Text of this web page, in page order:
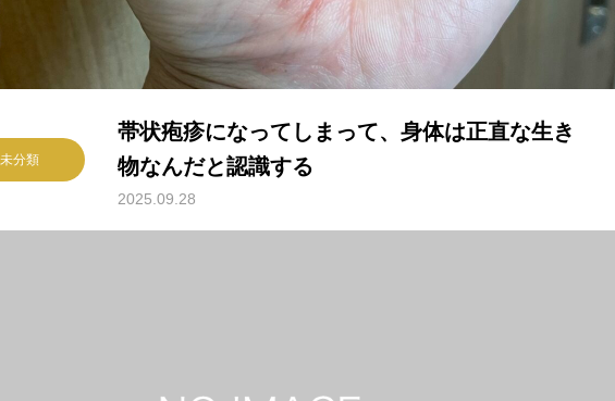
未分類
帯状疱疹になってしまって、身体は正直な生き
物なんだと認識する
2025.09.28